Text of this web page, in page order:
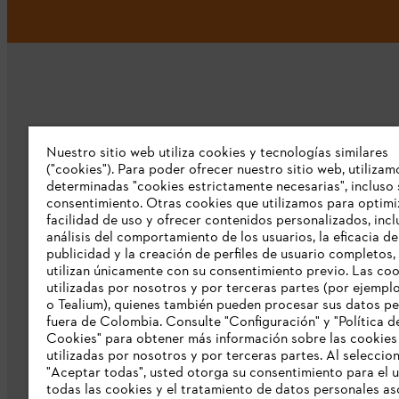
Nuestra empresa
Sobre nosostros
Prensa
Catálogo STIHL
Línea de Integridad de STIHL
Acceso Exclusivo Distribuidores STIHL
Informes de sostenibilidad
Nuestro sitio web utiliza cookies y tecnologías similares
("cookies"). Para poder ofrecer nuestro sitio web,
determinadas "cookies estrictamente necesarias", incluso
consentimiento. Otras cookies que utilizamos para
facilidad de uso y ofrecer contenidos personalizados,
análisis del comportamiento de los usuarios, la eficacia
publicidad y la creación de perfiles de usuario completos,
utilizan únicamente con su consentimiento previo. Las
utilizadas por nosotros y por terceras partes (por
o Tealium), quienes también pueden procesar sus datos
fuera de Colombia. Consulte "Configuración" y "Política
Cookies" para obtener más información sobre las cookies
utilizadas por nosotros y por terceras partes. Al
"Aceptar todas", usted otorga su consentimiento para el
todas las cookies y el tratamiento de datos personales